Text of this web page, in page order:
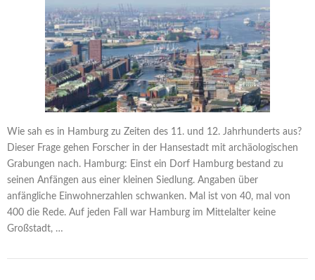
Wie sah es in Hamburg zu Zeiten des 11. und 12. Jahrhunderts aus?
Dieser Frage gehen Forscher in der Hansestadt mit archäologischen
Grabungen nach. Hamburg: Einst ein Dorf Hamburg bestand zu
seinen Anfängen aus einer kleinen Siedlung. Angaben über
anfängliche Einwohnerzahlen schwanken. Mal ist von 40, mal von
400 die Rede. Auf jeden Fall war Hamburg im Mittelalter keine
Großstadt, …